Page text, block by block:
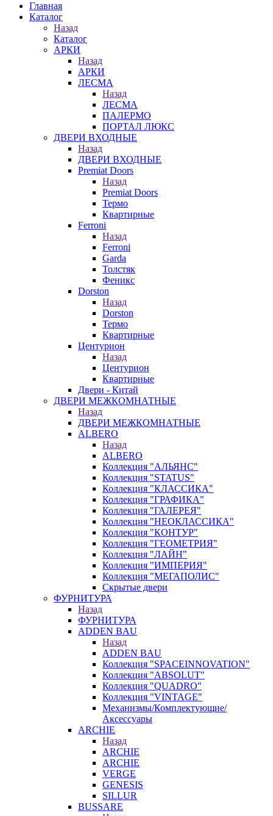
Главная
Каталог
Назад
Каталог
АРКИ
Назад
АРКИ
ЛЕСМА
Назад
ЛЕСМА
ПАЛЕРМО
ПОРТАЛ ЛЮКС
ДВЕРИ ВХОДНЫЕ
Назад
ДВЕРИ ВХОДНЫЕ
Premiat Doors
Назад
Premiat Doors
Термо
Квартирные
Ferroni
Назад
Ferroni
Garda
Толстяк
Феникс
Dorston
Назад
Dorston
Термо
Квартирные
Центурион
Назад
Центурион
Квартирные
Двери - Китай
ДВЕРИ МЕЖКОМНАТНЫЕ
Назад
ДВЕРИ МЕЖКОМНАТНЫЕ
ALBERO
Назад
ALBERO
Коллекция "АЛЬЯНС"
Коллекция "STATUS"
Коллекция "КЛАССИКА"
Коллекция "ГРАФИКА"
Коллекция "ГАЛЕРЕЯ"
Коллекция "НЕОКЛАССИКА"
Коллекция "КОНТУР"
Коллекция "ГЕОМЕТРИЯ"
Коллекция "ЛАЙН"
Коллекция "ИМПЕРИЯ"
Коллекция "МЕГАПОЛИС"
Скрытые двери
ФУРНИТУРА
Назад
ФУРНИТУРА
ADDEN BAU
Назад
ADDEN BAU
Коллекция "SPACEINNOVATION"
Коллекция "ABSOLUT"
Коллекция "QUADRO"
Коллекция "VINTAGE"
Механизмы/Комплектующие/
Аксессуары
ARCHIE
Назад
ARCHIE
ARCHIE
VERGE
GENESIS
SILLUR
BUSSARE